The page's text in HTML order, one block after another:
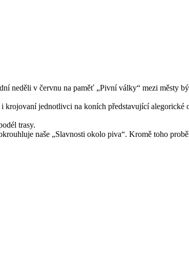
neděli v červnu na paměť „Pivní války“ mezi městy
jednotlivci na koních představující alegorické
trasy.
naše „Slavnosti okolo piva“. Kromě toho